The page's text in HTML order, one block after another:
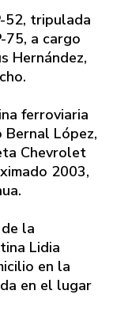
52, tripulada
75, a cargo
Hernández,
ferroviaria
Bernal López,
Chevrolet
2003,
la
Lidia
en la
en el lugar